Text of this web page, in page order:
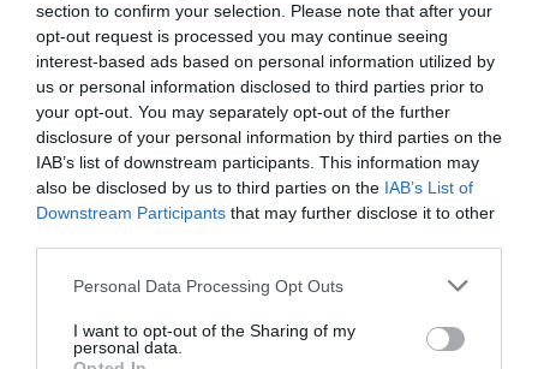
section to confirm your selection. Please note that after your
opt-out request is processed you may continue seeing
interest-based ads based on personal information utilized by
us or personal information disclosed to third parties prior to
your opt-out. You may separately opt-out of the further
disclosure of your personal information by third parties on the
IAB’s list of downstream participants. This information may
also be disclosed by us to third parties on the IAB’s List of
Downstream Participants that may further disclose it to other
Please note that this website/app uses one or more Google
not limited to your visit or usage behaviour. You may click to
grant or deny consent to Google and its third-party tags to
Personal Data Processing Opt Outs
I want to opt-out of the Sharing of my
personal data.
Corsewall Point világítótorony, Skócia
Fotó:Shutterstock
A papíron nagyjából ez a szöveg állt:
House Works megbízásából
James Wells mérnök, John